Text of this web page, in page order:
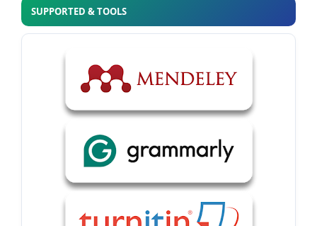
SUPPORTED & TOOLS